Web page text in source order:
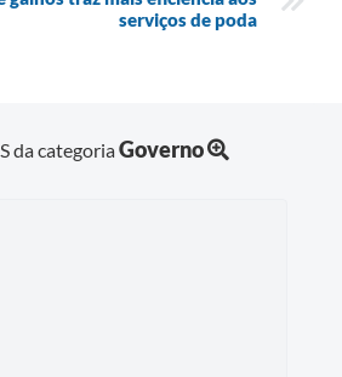
serviços de poda
da categoriaGoverno